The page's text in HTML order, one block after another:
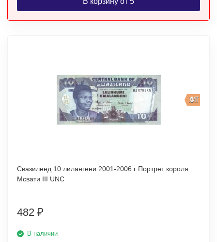
ХИТ
Свазиленд 10 лилангени 2001-2006 г Портрет короля
Мсвати III UNC
482 ₽
В наличии